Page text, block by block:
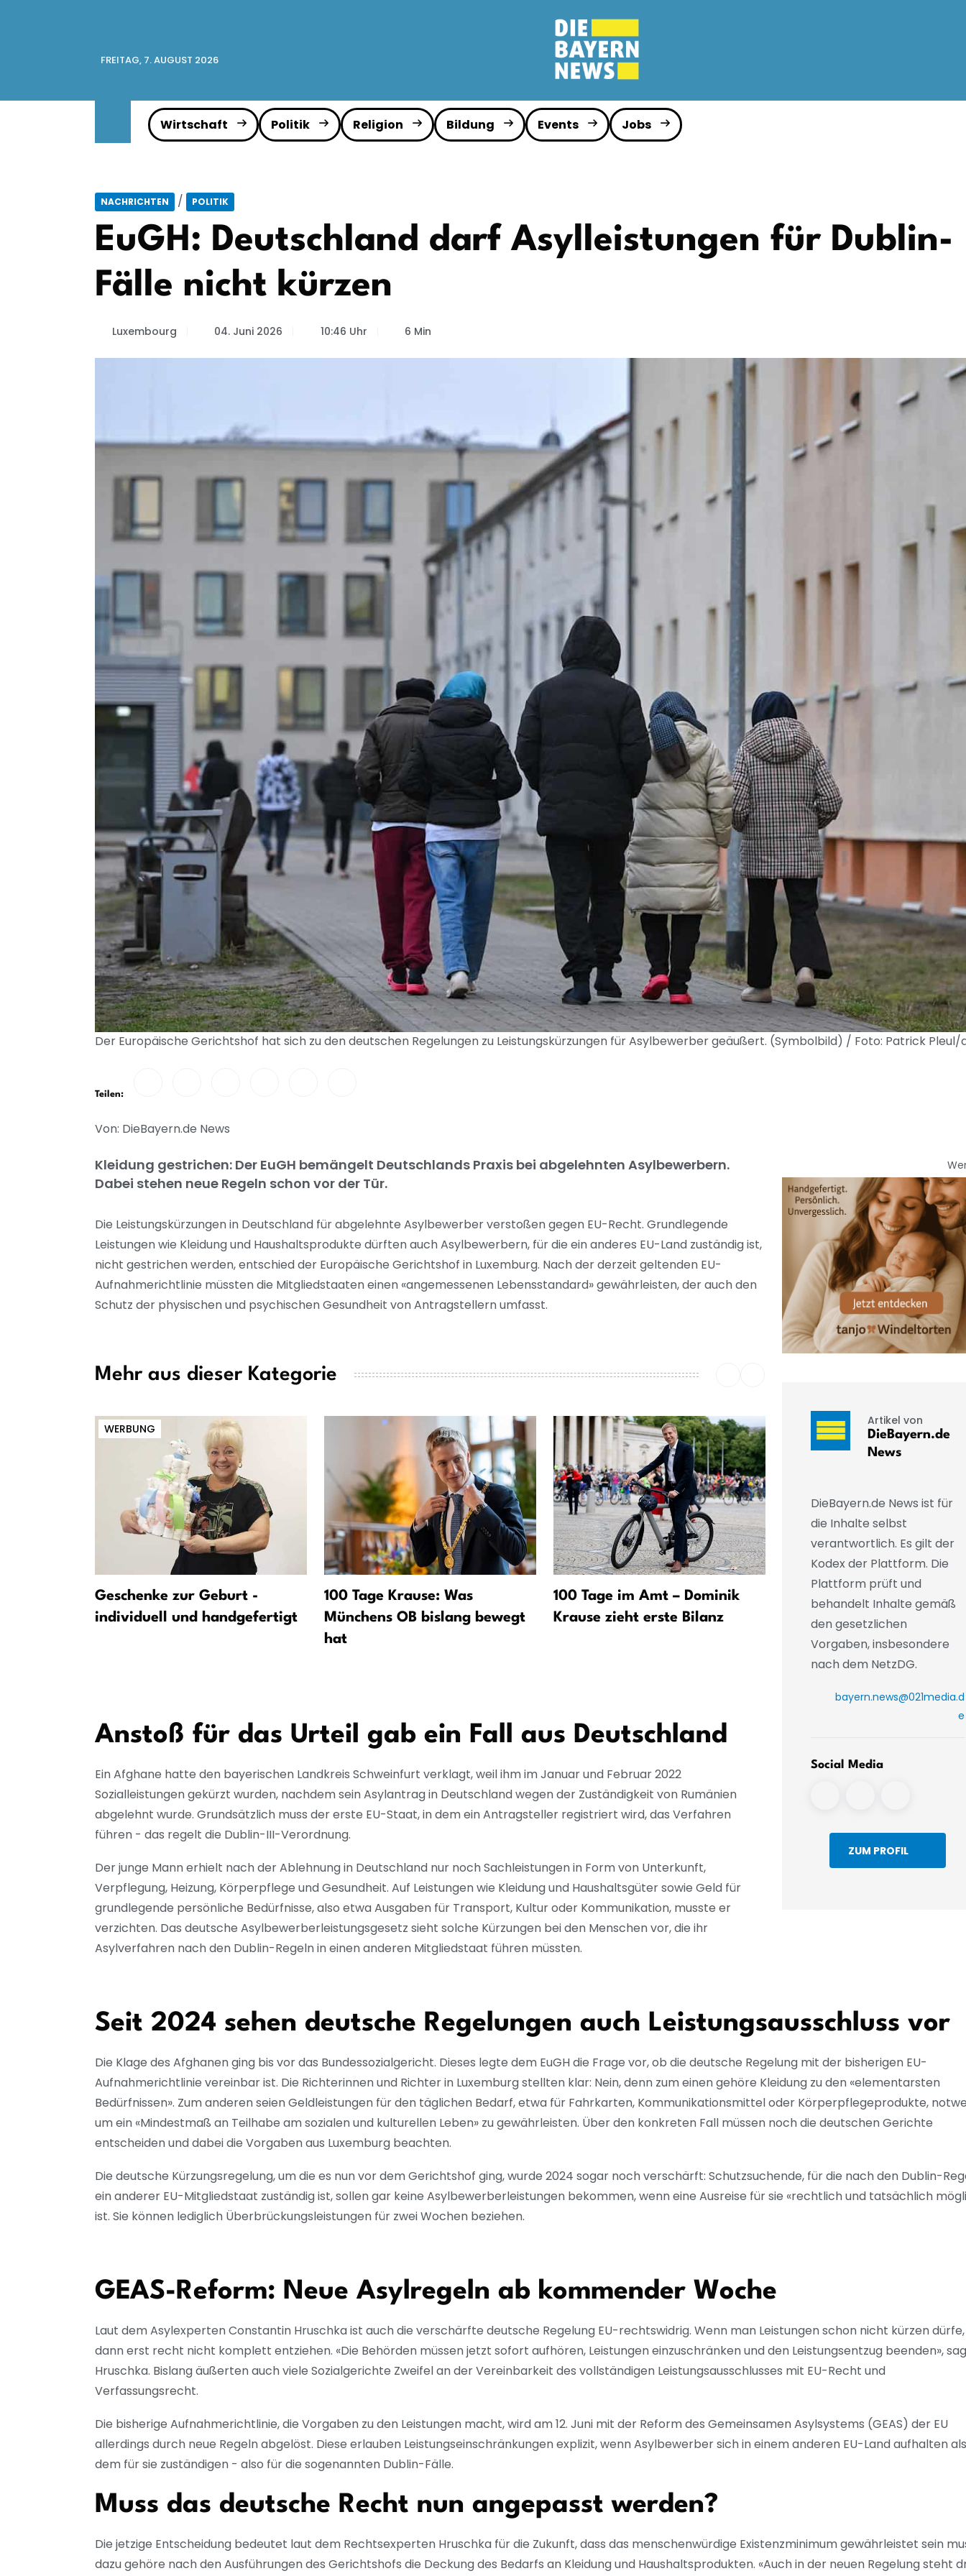
FREITAG, 7. AUGUST 2026
Wirtschaft Politik Religion Bildung Events Jobs
NACHRICHTEN / POLITIK
EuGH: Deutschland darf Asylleistungen für Dublin-
Fälle nicht kürzen
Luxembourg 04. Juni 2026 10:46 Uhr 6 Min
Der Europäische Gerichtshof hat sich zu den deutschen Regelungen zu Leistungskürzungen für Asylbewerber geäußert. (Symbolbild) / Foto: Patrick Pleul/
Teilen:
Von: DieBayern.de News
Kleidung gestrichen: Der EuGH bemängelt Deutschlands Praxis bei abgelehnten Asylbewerbern.
Dabei stehen neue Regeln schon vor der Tür.
Die Leistungskürzungen in Deutschland für abgelehnte Asylbewerber verstoßen gegen EU-Recht. Grundlegende
Leistungen wie Kleidung und Haushaltsprodukte dürften auch Asylbewerbern, für die ein anderes EU-Land zuständig ist,
nicht gestrichen werden, entschied der Europäische Gerichtshof in Luxemburg. Nach der derzeit geltenden EU-
Aufnahmerichtlinie müssten die Mitgliedstaaten einen «angemessenen Lebensstandard» gewährleisten, der auch den
Schutz der physischen und psychischen Gesundheit von Antragstellern umfasst.
Mehr aus dieser Kategorie
WERBUNG
Geschenke zur Geburt -
individuell und handgefertigt
100 Tage Krause: Was
Münchens OB bislang bewegt
hat
100 Tage im Amt – Dominik
Krause zieht erste Bilanz
Bayerischer
beobachtet AfD-
Landtagsabgeordneten
Benjamin Nolte
Anstoß für das Urteil gab ein Fall aus Deutschland
Ein Afghane hatte den bayerischen Landkreis Schweinfurt verklagt, weil ihm im Januar und Februar 2022
Sozialleistungen gekürzt wurden, nachdem sein Asylantrag in Deutschland wegen der Zuständigkeit von Rumänien
abgelehnt wurde. Grundsätzlich muss der erste EU-Staat, in dem ein Antragsteller registriert wird, das Verfahren
führen - das regelt die Dublin-III-Verordnung.
Der junge Mann erhielt nach der Ablehnung in Deutschland nur noch Sachleistungen in Form von Unterkunft,
Verpflegung, Heizung, Körperpflege und Gesundheit. Auf Leistungen wie Kleidung und Haushaltsgüter sowie Geld für
grundlegende persönliche Bedürfnisse, also etwa Ausgaben für Transport, Kultur oder Kommunikation, musste er
verzichten. Das deutsche Asylbewerberleistungsgesetz sieht solche Kürzungen bei den Menschen vor, die ihr
Asylverfahren nach den Dublin-Regeln in einen anderen Mitgliedstaat führen müssten.
Artikel von
DieBayern.de
News
DieBayern.de News ist für
die Inhalte selbst
verantwortlich. Es gilt der
Kodex der Plattform. Die
Plattform prüft und
behandelt Inhalte gemäß
den gesetzlichen
Vorgaben, insbesondere
nach dem NetzDG.
bayern.news@021media.d
e
Social Media
ZUM PROFIL
Seit 2024 sehen deutsche Regelungen auch Leistungsausschluss vor
Die Klage des Afghanen ging bis vor das Bundessozialgericht. Dieses legte dem EuGH die Frage vor, ob die deutsche Regelung mit der bisherigen EU-
Aufnahmerichtlinie vereinbar ist. Die Richterinnen und Richter in Luxemburg stellten klar: Nein, denn zum einen gehöre Kleidung zu den «elementarsten
Bedürfnissen». Zum anderen seien Geldleistungen für den täglichen Bedarf, etwa für Fahrkarten, Kommunikationsmittel oder Körperpflegeprodukte,
um ein «Mindestmaß an Teilhabe am sozialen und kulturellen Leben» zu gewährleisten. Über den konkreten Fall müssen noch die deutschen Gerichte
entscheiden und dabei die Vorgaben aus Luxemburg beachten.
Die deutsche Kürzungsregelung, um die es nun vor dem Gerichtshof ging, wurde 2024 sogar noch verschärft: Schutzsuchende, für die nach den Dublin-
ein anderer EU-Mitgliedstaat zuständig ist, sollen gar keine Asylbewerberleistungen bekommen, wenn eine Ausreise für sie «rechtlich und tatsächlich
ist. Sie können lediglich Überbrückungsleistungen für zwei Wochen beziehen.
GEAS-Reform: Neue Asylregeln ab kommender Woche
Laut dem Asylexperten Constantin Hruschka ist auch die verschärfte deutsche Regelung EU-rechtswidrig. Wenn man Leistungen schon nicht kürzen dürfe,
dann erst recht nicht komplett entziehen. «Die Behörden müssen jetzt sofort aufhören, Leistungen einzuschränken und den Leistungsentzug beenden»,
Hruschka. Bislang äußerten auch viele Sozialgerichte Zweifel an der Vereinbarkeit des vollständigen Leistungsausschlusses mit EU-Recht und
Verfassungsrecht.
Die bisherige Aufnahmerichtlinie, die Vorgaben zu den Leistungen macht, wird am 12. Juni mit der Reform des Gemeinsamen Asylsystems (GEAS) der EU
allerdings durch neue Regeln abgelöst. Diese erlauben Leistungseinschränkungen explizit, wenn Asylbewerber sich in einem anderen EU-Land aufhalten als
dem für sie zuständigen - also für die sogenannten Dublin-Fälle.
Muss das deutsche Recht nun angepasst werden?
Die jetzige Entscheidung bedeutet laut dem Rechtsexperten Hruschka für die Zukunft, dass das menschenwürdige Existenzminimum gewährleistet sein
dazu gehöre nach den Ausführungen des Gerichtshofs die Deckung des Bedarfs an Kleidung und Haushaltsprodukten. «Auch in der neuen Regelung steht